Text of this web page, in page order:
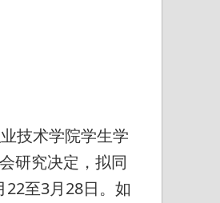
技术学院学生学
研究决定，拟同
至3月28日。如